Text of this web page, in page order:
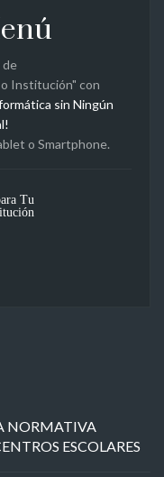
de
Institución" con
sin Ningún
o Smartphone.
Tu
NORMATIVA
ESCOLARES